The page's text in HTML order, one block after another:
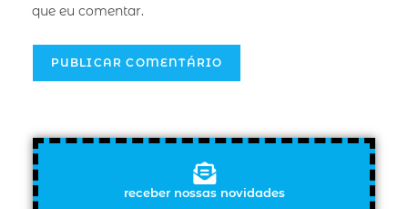
que eu comentar.
receber nossas novidades